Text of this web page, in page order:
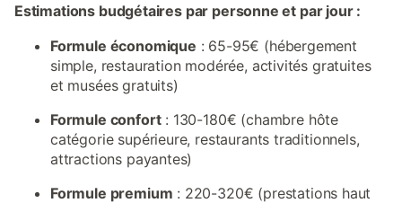
Estimations budgétaires par personne et par jour :
Formule économique : 65-95€ (hébergement
simple, restauration modérée, activités gratuites
et musées gratuits)
Formule confort: 130-180€ (chambre hôte
catégorie supérieure, restaurants traditionnels,
attractions payantes)
Formule premium : 220-320€ (prestations haut